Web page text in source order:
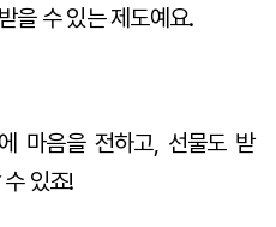
을 수 있는 제도예요.
마음을 전하고, 선물도 받
있죠!